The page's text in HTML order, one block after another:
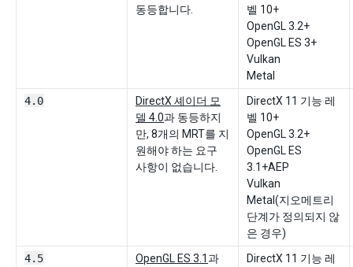
동등합니다.
벨 10+
OpenGL 3.2+
OpenGL ES 3+
Vulkan
Metal
4.0
DirectX 셰이더 모
델 4.0과 동등하지
만, 8개의 MRT를 지
원해야 하는 요구
사항이 없습니다.
DirectX 11 기능 레
벨 10+
OpenGL 3.2+
OpenGL ES
3.1+AEP
Vulkan
Metal(지오메트리
단계가 정의되지 않
은 경우)
4.5
OpenGL ES 3.1과
DirectX 11 기능 레